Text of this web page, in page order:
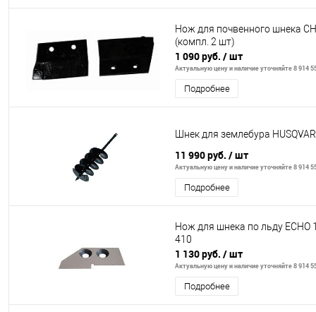
Нож для почвенного шнека
(компл. 2 шт)
1 090 руб. / шт
Актуальную цену и наличие уточняйте 8 914
Подробнее
Шнек для землебура
11 990 руб. / шт
Актуальную цену и наличие уточняйте 8 914
Подробнее
Нож для шнека по льду ECHO
410
1 130 руб. / шт
Актуальную цену и наличие уточняйте 8 914
Подробнее